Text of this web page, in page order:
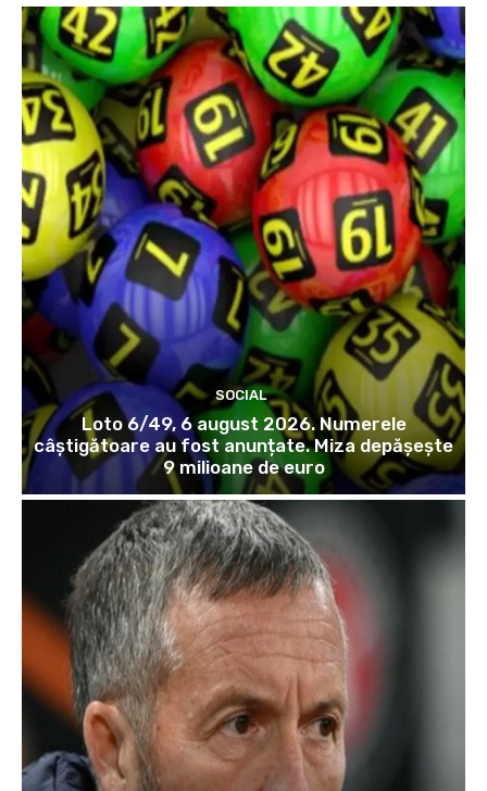
SOCIAL
Loto 6/49, 6 august 2026. Numerele
câștigătoare au fost anunțate. Miza depășește
9 milioane de euro